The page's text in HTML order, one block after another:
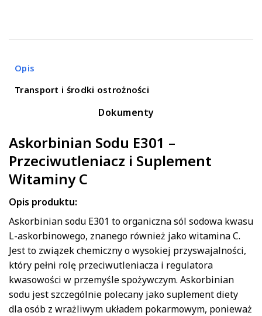
Opis
Transport i środki ostrożności
Dokumenty
Askorbinian Sodu E301 –
Przeciwutleniacz i Suplement
Witaminy C
Opis produktu:
Askorbinian sodu E301 to organiczna sól sodowa kwasu
L-askorbinowego, znanego również jako witamina C.
Jest to związek chemiczny o wysokiej przyswajalności,
który pełni rolę przeciwutleniacza i regulatora
kwasowości w przemyśle spożywczym. Askorbinian
sodu jest szczególnie polecany jako suplement diety
dla osób z wrażliwym układem pokarmowym, ponieważ